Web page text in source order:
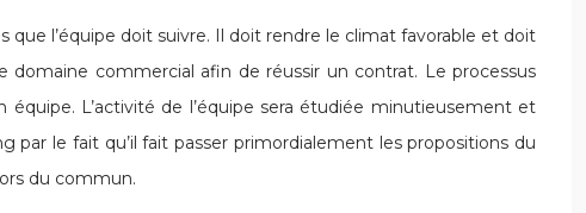
que l’équipe doit suivre. Il doit rendre le climat favorable et doit
commercial afin de réussir un contrat. Le processus
L’activité de l’équipe sera étudiée minutieusement et
le fait qu’il fait passer primordialement les propositions du
du commun.